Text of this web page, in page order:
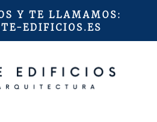
Y TE LLAMAMOS:
EDIFICIOS.ES